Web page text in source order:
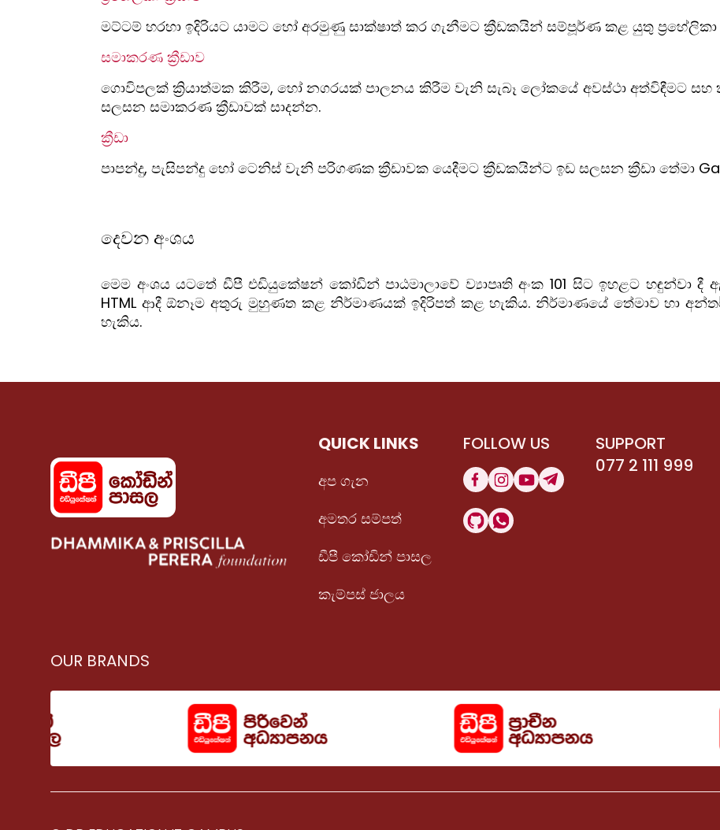
මට්ටම් හරහා ඉදිරියට යාමට හෝ අරමුණු සාක්ෂාත් කර ගැනීමට ක්‍රීඩකයින් සම්පූර්ණ කළ යුතු ප්‍රහේලිකා
සමාකරණ ක්‍රීඩාව
ගොවිපලක් ක්‍රියාත්මක කිරීම, හෝ නගරයක් පාලනය කිරීම වැනි සැබෑ ලෝකයේ අවස්ථා අත්විඳීමට
සලසන සමාකරණ ක්‍රීඩාවක් සාදන්න.
ක්‍රීඩා
පාපන්දු, පැසිපන්දු හෝ ටෙනිස් වැනි පරිගණක ක්‍රීඩාවක යෙදීමට ක්‍රීඩකයින්ට ඉඩ සලසන ක්‍රීඩා තේමා
දෙවන අංශය
මෙම අංශය යටතේ ඩීපී එඩියුකේෂන් කෝඩින් පාඨමාලාවේ ව්‍යාපෘති අංක 101 සිට ඉහළට හඳුන්වා දී
HTML ආදී ඕනෑම අතුරු මුහුණත කළ නිර්මාණයක් ඉදිරිපත් කළ හැකිය. නිර්මාණයේ තේමාව හා
හැකිය.
QUICK LINKS
අප ගැන
අමතර සම්පත්
ඩීපී කෝඩින් පාසල
කැම්පස් ජාලය
FOLLOW US
SUPPORT
077 2 111 999
OUR BRANDS